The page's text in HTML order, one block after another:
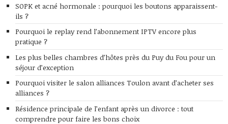
SOPK et acné hormonale : pourquoi les boutons apparaissent-
ils ?
Pourquoi le replay rend l’abonnement IPTV encore plus
pratique ?
Les plus belles chambres d’hôtes près du Puy du Fou pour un
séjour d’exception
Pourquoi visiter le salon alliances Toulon avant d’acheter ses
alliances ?
Résidence principale de l’enfant après un divorce : tout
comprendre pour faire les bons choix